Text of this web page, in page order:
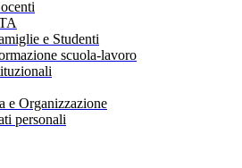
e Studenti
scuola-lavoro
e Organizzazione
personali